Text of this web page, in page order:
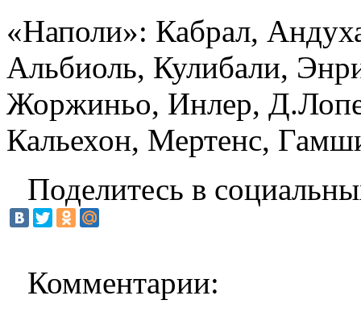
«Наполи»: Кабрал,
Альбиоль, Кулибали,
Жоржиньо, Инлер,
Кальехон, Мертенс,
Поделитесь в
Комментарии: